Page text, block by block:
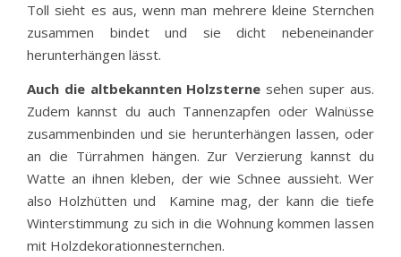
Toll sieht es aus, wenn man mehrere kleine Sternchen
zusammen bindet und sie dicht nebeneinander
herunterhängen lässt.
Auch die altbekannten Holzsterne sehen super aus.
Zudem kannst du auch Tannenzapfen oder Walnüsse
zusammenbinden und sie herunterhängen lassen, oder
an die Türrahmen hängen. Zur Verzierung kannst du
Watte an ihnen kleben, der wie Schnee aussieht. Wer
also Holzhütten und Kamine mag, der kann die tiefe
Winterstimmung zu sich in die Wohnung kommen lassen
mit Holzdekorationnesternchen.